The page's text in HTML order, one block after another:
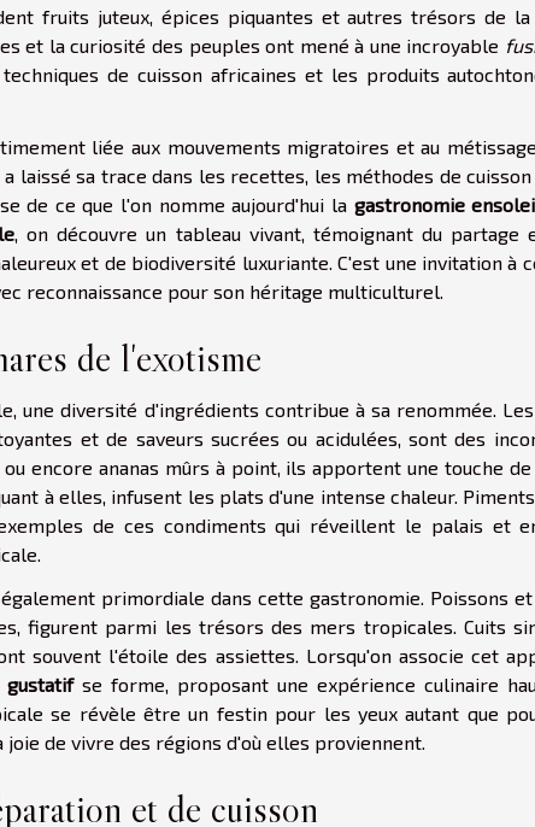
fruits juteux, épices piquantes et autres trésors de
et la curiosité des peuples ont mené à une incroyable
de cuisson africaines et les produits
liée aux mouvements migratoires et au
laissé sa trace dans les recettes, les méthodes de
de ce que l'on nomme aujourd'hui la gastronomie
, on découvre un tableau vivant, témoignant du partage
et de biodiversité luxuriante. C'est une invitation à
reconnaissance pour son héritage multiculturel.
de l'exotisme
une diversité d'ingrédients contribue à sa renommée. Les
et de saveurs sucrées ou acidulées, sont des
encore ananas mûrs à point, ils apportent une touche
à elles, infusent les plats d'une intense chaleur.
de ces condiments qui réveillent le palais et
primordiale dans cette gastronomie. Poissons
figurent parmi les trésors des mers tropicales. Cuits
souvent l'étoile des assiettes. Lorsqu'on associe cet
gustatifse forme, proposant une expérience culinaire
se révèle être un festin pour les yeux autant que
joie de vivre des régions d'où elles proviennent.
et de cuisson